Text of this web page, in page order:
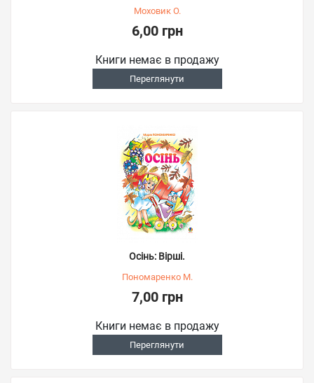
Моховик О.
6,00 грн
Книги немає в продажу
Переглянути
Осінь: Вірші.
Пономаренко М.
7,00 грн
Книги немає в продажу
Переглянути